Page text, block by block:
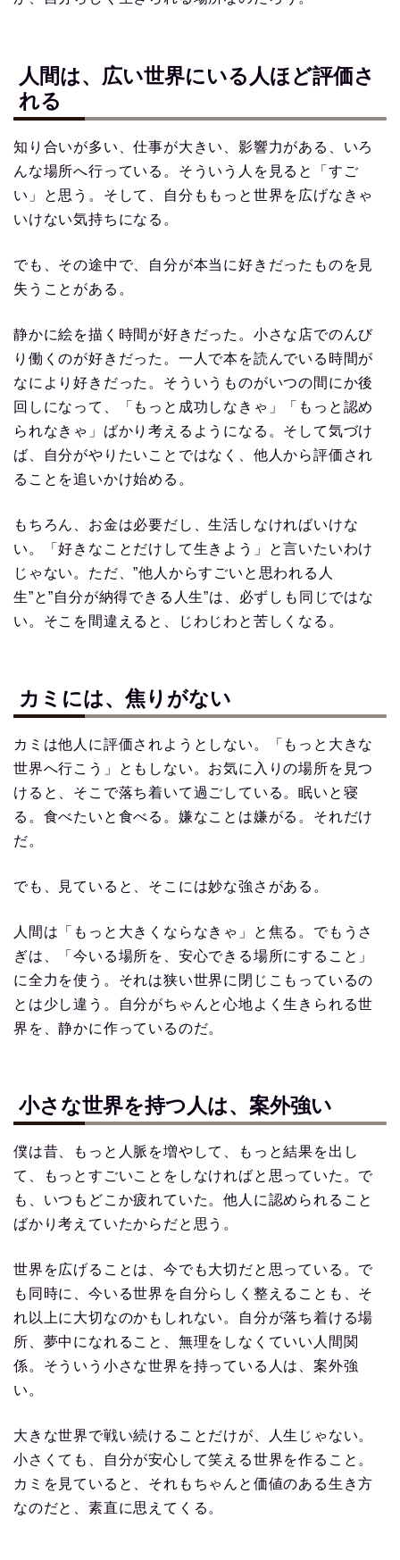
人間は、広い世界にいる人ほど評価さ
れる
知り合いが多い、仕事が大きい、影響力がある、いろ
んな場所へ行っている。そういう人を見ると「すご
い」と思う。そして、自分ももっと世界を広げなきゃ
いけない気持ちになる。
でも、その途中で、自分が本当に好きだったものを見
失うことがある。
静かに絵を描く時間が好きだった。小さな店でのんび
り働くのが好きだった。一人で本を読んでいる時間が
なにより好きだった。そういうものがいつの間にか後
回しになって、「もっと成功しなきゃ」「もっと認め
られなきゃ」ばかり考えるようになる。そして気づけ
ば、自分がやりたいことではなく、他人から評価され
ることを追いかけ始める。
もちろん、お金は必要だし、生活しなければいけな
い。「好きなことだけして生きよう」と言いたいわけ
じゃない。ただ、”他人からすごいと思われる人
生”と”自分が納得できる人生”は、必ずしも同じではな
い。そこを間違えると、じわじわと苦しくなる。
カミには、焦りがない
カミは他人に評価されようとしない。「もっと大きな
世界へ行こう」ともしない。お気に入りの場所を見つ
けると、そこで落ち着いて過ごしている。眠いと寝
る。食べたいと食べる。嫌なことは嫌がる。それだけ
だ。
でも、見ていると、そこには妙な強さがある。
人間は「もっと大きくならなきゃ」と焦る。でもうさ
ぎは、「今いる場所を、安心できる場所にすること」
に全力を使う。それは狭い世界に閉じこもっているの
とは少し違う。自分がちゃんと心地よく生きられる世
界を、静かに作っているのだ。
小さな世界を持つ人は、案外強い
僕は昔、もっと人脈を増やして、もっと結果を出し
て、もっとすごいことをしなければと思っていた。で
も、いつもどこか疲れていた。他人に認められること
ばかり考えていたからだと思う。
世界を広げることは、今でも大切だと思っている。で
も同時に、今いる世界を自分らしく整えることも、そ
れ以上に大切なのかもしれない。自分が落ち着ける場
所、夢中になれること、無理をしなくていい人間関
係。そういう小さな世界を持っている人は、案外強
い。
大きな世界で戦い続けることだけが、人生じゃない。
小さくても、自分が安心して笑える世界を作ること。
カミを見ていると、それもちゃんと価値のある生き方
なのだと、素直に思えてくる。